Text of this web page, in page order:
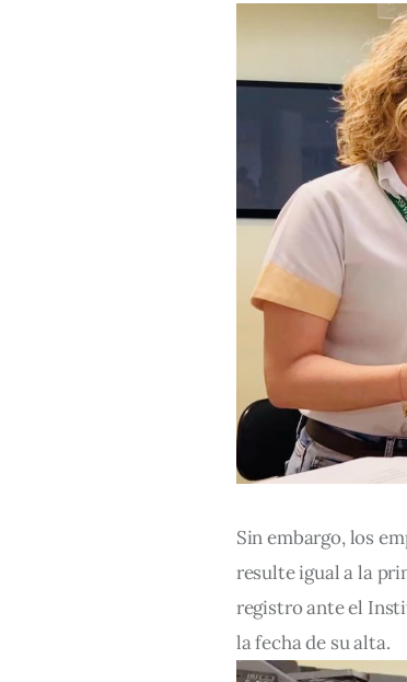
Sin embargo, los
resulte igual a la
registro ante el
la fecha de su alta.